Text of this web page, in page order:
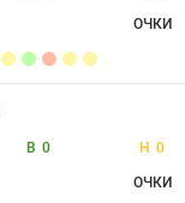
ОЧКИ
В 0 Н 0
ОЧКИ